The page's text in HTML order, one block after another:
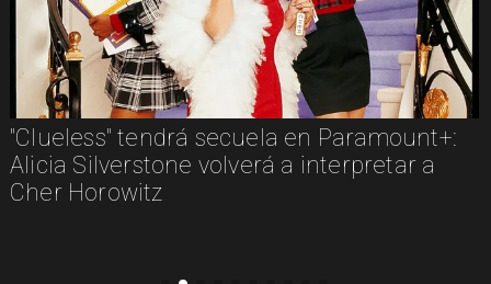
"Clueless" tendrá secuela en Paramount+:
Alicia Silverstone volverá a interpretar a
Cher Horowitz